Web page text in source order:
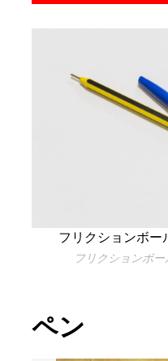
フリクションボー
フリクションボ
ペン